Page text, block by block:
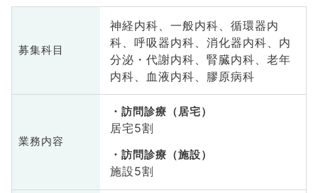
募集科目
神経内科、一般内科、循環器内
科、呼吸器内科、消化器内科、内
分泌・代謝内科、腎臓内科、老年
内科、血液内科、膠原病科
業務内容
訪問診療（居宅）
居宅5割
訪問診療（施設）
施設5割